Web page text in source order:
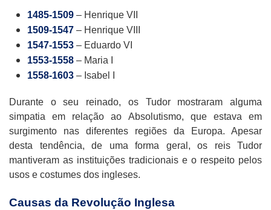
1485-1509 – Henrique VII
1509-1547 – Henrique VIII
1547-1553 – Eduardo VI
1553-1558 – Maria I
1558-1603 – Isabel I
Durante o seu reinado, os Tudor mostraram alguma
simpatia em relação ao Absolutismo, que estava em
surgimento nas diferentes regiões da Europa. Apesar
desta tendência, de uma forma geral, os reis Tudor
mantiveram as instituições tradicionais e o respeito pelos
usos e costumes dos ingleses.
Causas da Revolução Inglesa